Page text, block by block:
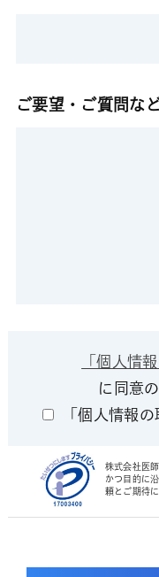
ご要望・ご質問な
「個人情
に同意
「個人情報
株式会社医
かつ目的に
頼とご期待